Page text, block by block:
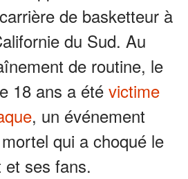
de basketteur à
du Sud. Au
de routine, le
18 ans a été victime
, un événement
qui a choqué le
ses fans.